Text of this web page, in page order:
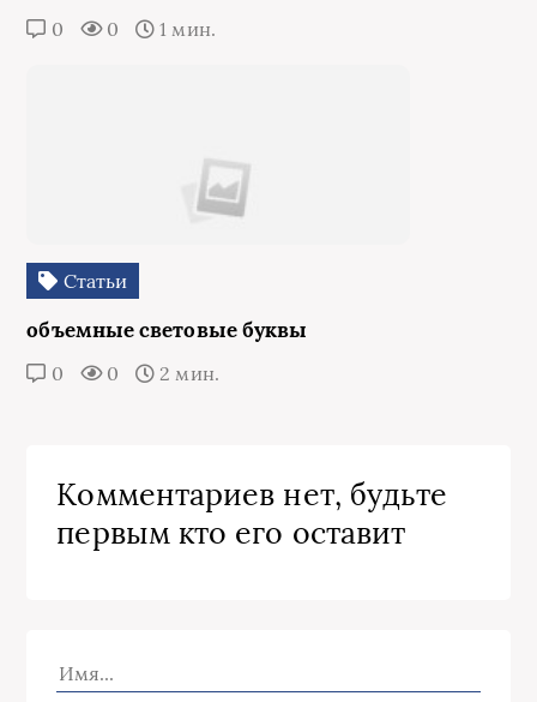
0 0 1 мин.
Статьи
объемные световые буквы
0 0 2 мин.
Комментариев нет, будьте
первым кто его оставит